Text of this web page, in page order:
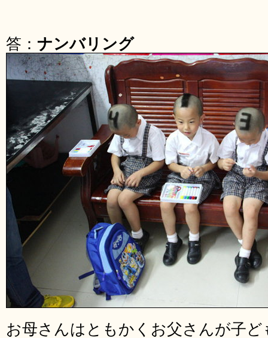
答： ナンバリング
お母さんはともかくお父さんが子